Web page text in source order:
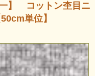
一】 コットン杢目ニ
単位】